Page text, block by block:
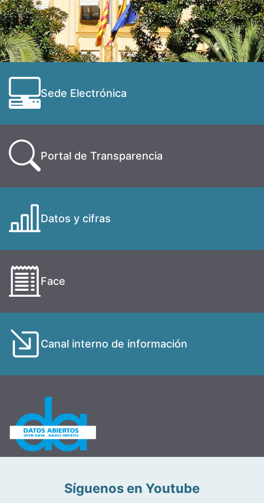
Sede Electrónica
Portal de Transparencia
Datos y cifras
Face
Canal interno de información
Síguenos en Youtube